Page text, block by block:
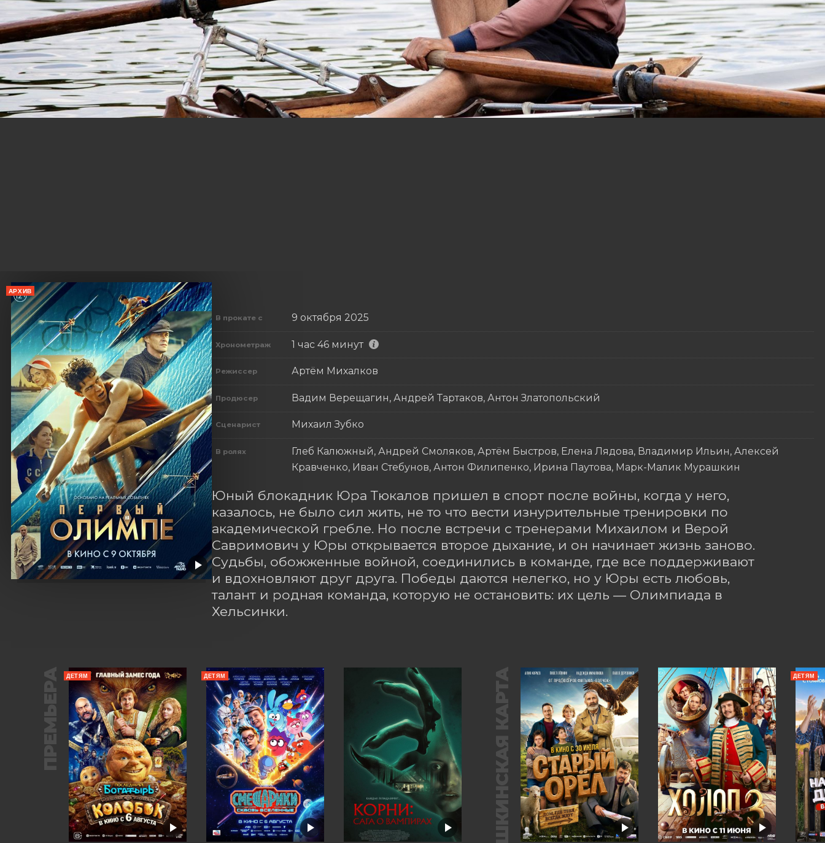
АРХИВ
В прокате с 9 октября 2025
Хронометраж 1 час 46 минут
Режиссер Артём Михалков
Продюсер Вадим Верещагин, Андрей Тартаков, Антон Златопольский
Сценарист Михаил Зубко
В ролях
Глеб Калюжный, Андрей Смоляков, Артём Быстров, Елена Лядова, Владимир Ильин, Алексей
Кравченко, Иван Стебунов, Антон Филипенко, Ирина Паутова, Марк-Малик Мурашкин
Юный блокадник Юра Тюкалов пришел в спорт после войны, когда у него,
казалось, не было сил жить, не то что вести изнурительные тренировки по
академической гребле. Но после встречи с тренерами Михаилом и Верой
Савримович у Юры открывается второе дыхание, и он начинает жизнь заново.
Судьбы, обожженные войной, соединились в команде, где все поддерживают
и вдохновляют друг друга. Победы даются нелегко, но у Юры есть любовь,
талант и родная команда, которую не остановить: их цель — Олимпиада в
Хельсинки.
ПРЕМЬЕРА ДЕТЯМ ДЕТЯМ ПУШКИНСКАЯ КАРТА ДЕТЯМ